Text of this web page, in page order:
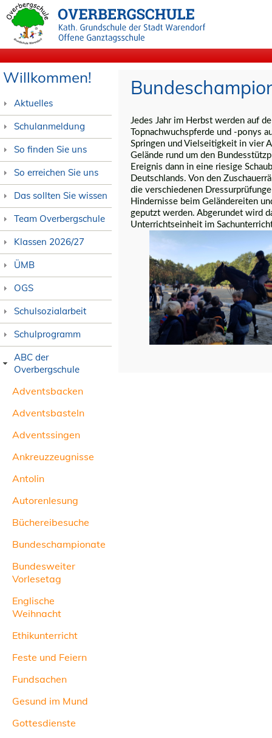
Willkommen!
Aktuelles
Schulanmeldung
So finden Sie uns
So erreichen Sie uns
Das sollten Sie wissen
Team Overbergschule
Klassen 2026/27
ÜMB
OGS
Schulsozialarbeit
Schulprogramm
ABC der
Overbergschule
Adventsbacken
Adventsbasteln
Adventssingen
Ankreuzzeugnisse
Antolin
Autorenlesung
Büchereibesuche
Bundeschampionate
Bundesweiter
Vorlesetag
Englische
Weihnacht
Ethikunterricht
Feste und Feiern
Fundsachen
Gesund im Mund
Gottesdienste
Jedes Jahr im Herbst werden auf
Topnachwuchspferde und -ponys
Springen und Vielseitigkeit in vier
Gelände rund um den
Ereignis dann in eine riesige
Deutschlands. Von den
die verschiedenen
Hindernisse beim Geländereiten
geputzt werden. Abgerundet wird
Unterrichtseinheit im